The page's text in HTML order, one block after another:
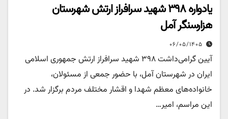
یادواره ۳۹۸ شهید سرافراز ارتش شهرستان
هزارسنگر آمل
۰۶/۰۵/۱۴۰۵
آیین گرامی‌داشت ۳۹۸ شهید سرافراز ارتش جمهوری اسلامی
ایران در شهرستان آمل، با حضور جمعی از مسئولان،
خانواده‌های معظم شهدا و اقشار مختلف مردم برگزار شد. در
این مراسم، امیر…